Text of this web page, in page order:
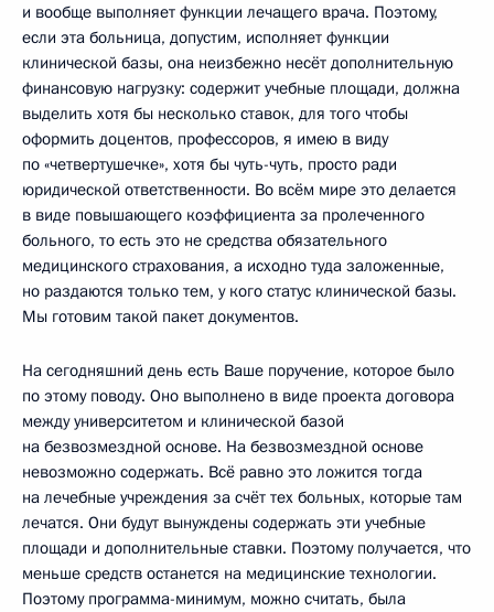
и вообще выполняет функции лечащего врача. Поэтому,
если эта больница, допустим, исполняет функции
клинической базы, она неизбежно несёт дополнительную
финансовую нагрузку: содержит учебные площади, должна
выделить хотя бы несколько ставок, для того чтобы
оформить доцентов, профессоров, я имею в виду
по «четвертушечке», хотя бы чуть-чуть, просто ради
юридической ответственности. Во всём мире это делается
в виде повышающего коэффициента за пролеченного
больного, то есть это не средства обязательного
медицинского страхования, а исходно туда заложенные,
но раздаются только тем, у кого статус клинической базы.
Мы готовим такой пакет документов.
На сегодняшний день есть Ваше поручение, которое было
по этому поводу. Оно выполнено в виде проекта договора
между университетом и клинической базой
на безвозмездной основе. На безвозмездной основе
невозможно содержать. Всё равно это ложится тогда
на лечебные учреждения за счёт тех больных, которые там
лечатся. Они будут вынуждены содержать эти учебные
площади и дополнительные ставки. Поэтому получается, что
меньше средств останется на медицинские технологии.
Поэтому программа-минимум, можно считать, была